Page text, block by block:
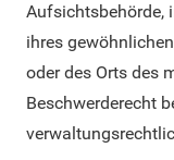
Aufsichtsbehörde,
ihres
oder des Orts des
Beschwerderecht